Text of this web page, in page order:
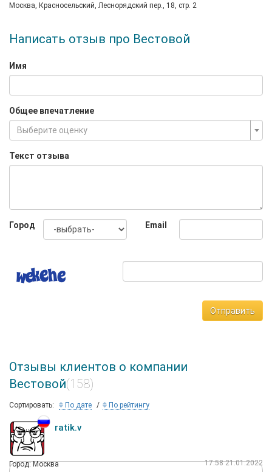
Москва, Красносельский, Леснорядский пер., 18, стр. 2
Написать отзыв про Вестовой
Имя
Общее впечатление
Выберите оценку
Текст отзыва
Город Email
Отправить
Отзывы клиентов о компании
Вестовой(158)
Сортировать: По дате По рейтингу
ratik.v
Город: Москва 17:58 21.01.2022